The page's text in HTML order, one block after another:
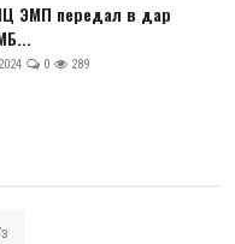
ЭМП передал в дар
0 289